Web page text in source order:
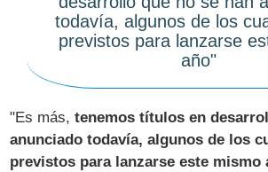
todavía, algunos de los
previstos para lanzarse
año"
"Es más,tenemos títulos en
anunciado todavía, algunos de los
previstos para lanzarse este mismo